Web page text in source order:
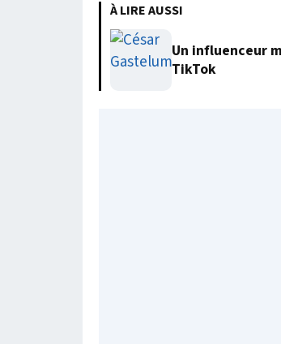
À LIRE AUSSI
Un influenceur
TikTok